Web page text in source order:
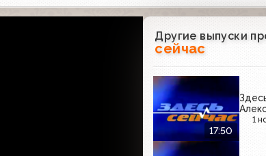
Другие выпуски
сейчас
17:50
1